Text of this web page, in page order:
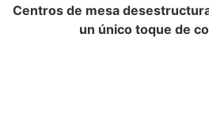
Centros de mesa
un único toque de